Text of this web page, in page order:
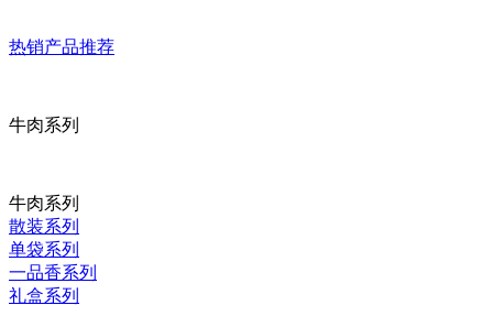
热销产品推荐
牛肉系列
牛肉系列
散装系列
单袋系列
一品香系列
礼盒系列